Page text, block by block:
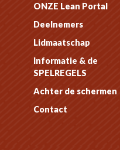
ONZE Lean Portal
Deelnemers
Lidmaatschap
Informatie & de
SPELREGELS
Achter de schermen
Contact